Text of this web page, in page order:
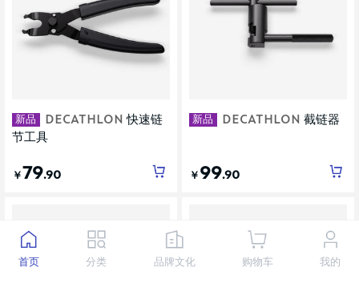
新品 DECATHLON 快速链
节工具
￥79.90
新品 DECATHLON 截链器
￥ 99.90
首页 分类 品牌文化 购物车 我的